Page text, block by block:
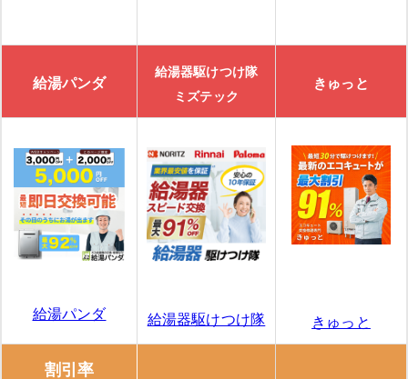
給湯パンダ
給湯器駆けつけ隊
ミズテック
きゅっと
給湯パンダ 給湯器駆けつけ隊 きゅっと
割引率